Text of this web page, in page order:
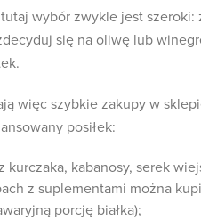
wybór zwykle jest szeroki:
się na oliwę lub
więc szybkie zakupy w
posiłek:
kurczaka, kabanosy, serek
z suplementami można
porcję białka);